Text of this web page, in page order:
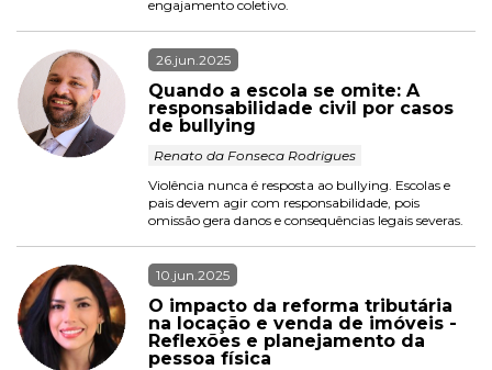
engajamento coletivo.
26.jun.2025
Quando a escola se omite: A
responsabilidade civil por casos
de bullying
Renato da Fonseca Rodrigues
Violência nunca é resposta ao bullying. Escolas e
pais devem agir com responsabilidade, pois
omissão gera danos e consequências legais severas.
10.jun.2025
O impacto da reforma tributária
na locação e venda de imóveis -
Reflexões e planejamento da
pessoa física